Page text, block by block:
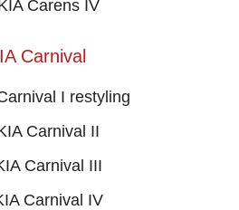
Carens IV
Carnival
I restyling
Carnival II
Carnival III
Carnival IV